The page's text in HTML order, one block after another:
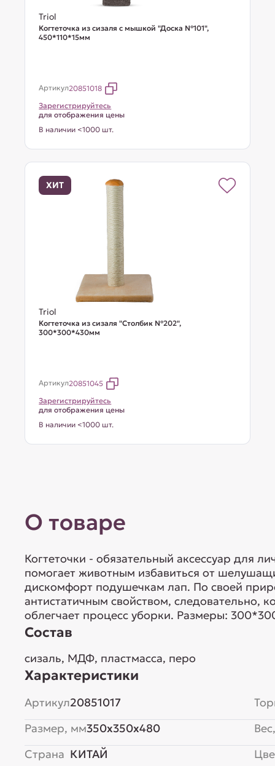
Triol
Когтеточка из сизаля с мышкой "Доска №101",
450*110*15мм
Артикул20851018
Зарегистрируйтесь
для отображения цены
В наличии <1000 шт.
ХИТ
Triol
Когтеточка из сизаля "Столбик №202",
300*300*430мм
Артикул20851045
Зарегистрируйтесь
для отображения цены
В наличии <1000 шт.
О товаре
Когтеточки - обязательный аксессуар для
помогает животным избавиться от
дискомфорт подушечкам лап. По своей
антистатичным свойством, следовательно,
облегчает процесс уборки. Размеры:
Состав
сизаль, МДФ, пластмасса, перо
Характеристики
Артикул20851017
Размер, мм350x350x480
Страна КИТАЙ